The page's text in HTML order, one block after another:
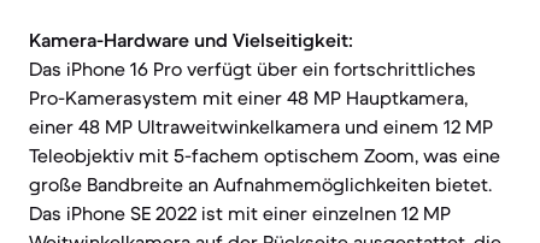
Kamera-Hardware und Vielseitigkeit:
Das iPhone 16 Pro verfügt über ein fortschrittliches
Pro-Kamerasystem mit einer 48 MP Hauptkamera,
einer 48 MP Ultraweitwinkelkamera und einem 12 MP
Teleobjektiv mit 5-fachem optischem Zoom, was eine
große Bandbreite an Aufnahmemöglichkeiten bietet.
Das iPhone SE 2022 ist mit einer einzelnen 12 MP